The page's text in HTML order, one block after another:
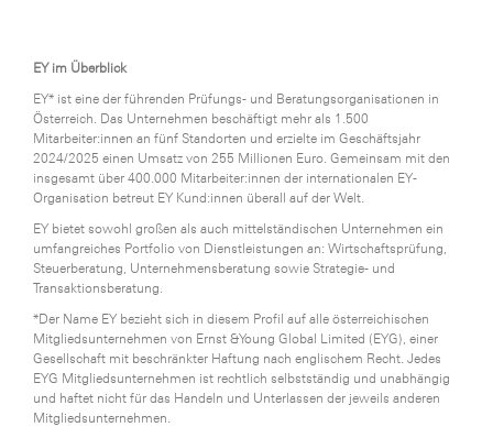
sebamed
SeneCura
SERVICE&MORE
SKINUANCE®
Sony DADC
SPIEGLTEC
STIHL Tirol
Trend Micro
TAG GmbH
EY im Überblick
EY* ist eine der führenden Prüfungs- und Beratungsorganisationen in
Österreich. Das Unternehmen beschäftigt mehr als 1.500
Mitarbeiter:innen an fünf Standorten und erzielte im Geschäftsjahr
2024/2025 einen Umsatz von 255 Millionen Euro. Gemeinsam mit den
insgesamt über 400.000 Mitarbeiter:innen der internationalen EY-
Organisation betreut EY Kund:innen überall auf der Welt.
EY bietet sowohl großen als auch mittelständischen Unternehmen ein
umfangreiches Portfolio von Dienstleistungen an: Wirtschaftsprüfung,
Steuerberatung, Unternehmensberatung sowie Strategie- und
Transaktionsberatung.
*Der Name EY bezieht sich in diesem Profil auf alle österreichischen
Mitgliedsunternehmen von Ernst &Young Global Limited (EYG), einer
Gesellschaft mit beschränkter Haftung nach englischem Recht. Jedes
EYG Mitgliedsunternehmen ist rechtlich selbstständig und unabhängig
und haftet nicht für das Handeln und Unterlassen der jeweils anderen
Mitgliedsunternehmen.